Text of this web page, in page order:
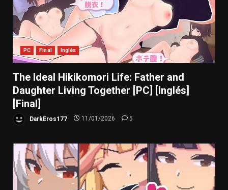
PC Final Inglés
The Ideal Hikikomori Life: Father and
Daughter Living Together [PC] [Inglés]
[Final]
DarkEros177 11/01/2026 5